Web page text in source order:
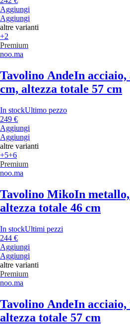
Aggiungi
Aggiungi
altre varianti
+2
Premium
noo.ma
Tavolino AndeIn acciaio,
cm, altezza totale 57 cm
In stockUltimo pezzo
249 €
Aggiungi
Aggiungi
altre varianti
+5+6
Premium
noo.ma
Tavolino MikoIn metallo,
altezza totale 46 cm
In stockUltimi pezzi
244 €
Aggiungi
Aggiungi
altre varianti
Premium
noo.ma
Tavolino AndeIn acciaio,
altezza totale 57 cm